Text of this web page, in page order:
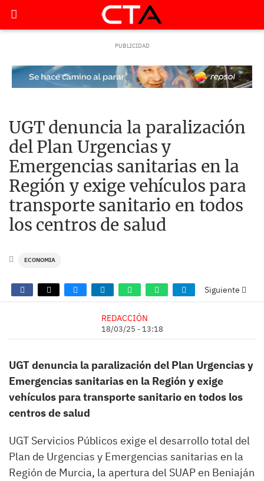
UGT denuncia la paralización
del Plan Urgencias y
Emergencias sanitarias en la
Región y exige vehículos para
transporte sanitario en todos
los centros de salud
ECONOMIA
Siguiente
REDACCIÓN
18/03/25 - 13:18
UGT denuncia la paralización del Plan Urgencias y
Emergencias sanitarias en la Región y exige
vehículos para transporte sanitario en todos los
centros de salud
UGT Servicios Públicos exige el desarrollo total del
Plan de Urgencias y Emergencias sanitarias en la
Región de Murcia, la apertura del SUAP en Beniaján